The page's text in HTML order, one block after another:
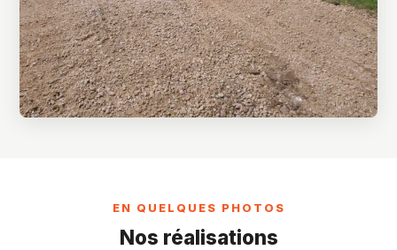
EN QUELQUES PHOTOS
Nos réalisations